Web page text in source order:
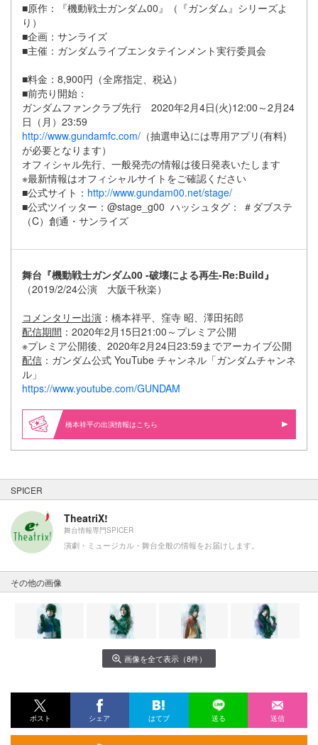
■原作：『機動戦士ガンダム00』（『ガンダム』シリーズよ
り）
■企画：サンライズ
■主催：ガンダムライブエンタテインメント実行委員会
■料金：8,900円（全席指定、税込）
■前売り開始：
ガンダムファンクラブ先行 2020年2月4日(火)12:00～2月24
日（月）23:59
http://www.gundamfc.com/ （抽選申込には専用アプリ(有料)
が必要となります）
オフィシャル先行、一般発売の情報は後日発表いたします
※最新情報はオフィシャルサイトをご確認ください
■公式サイト： http://www.gundam00.net/stage/
■公式ツイッター：@stage_g00 ハッシュタグ： ＃ダブステ
（C）創通・サンライズ
舞台『機動戦士ガンダム00 -破壊による再生-Re:Build』
（2019/2/24公演 大阪千秋楽）
コメンタリー出演 ：橋本祥平、窪寺 昭、澤田拓郎
配信期間 ：2020年2月15日21:00～プレミア公開
※プレミア公開後、2020年2月24日23:59までアーカイブ公開
配信 ：ガンダム公式 YouTube チャンネル「ガンダムチャンネ
ル」
https://www.youtube.com/GUNDAM
橋本祥平の出演情報はこちら
SPICER
TheatriX!
舞台情報専門SPICER
演劇・ミュージカル・舞台全般の情報をお届けします。
その他の画像
画像を全て表示（8件）
ポスト シェア はてブ 送る 送信